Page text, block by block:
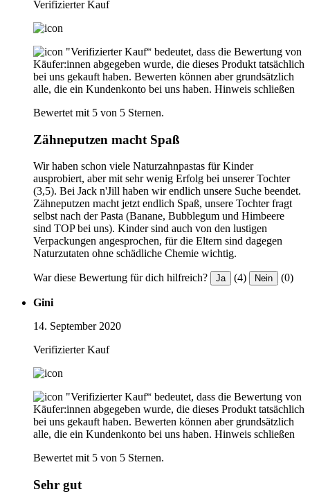
Verifizierter Kauf
"Verifizierter Kauf“ bedeutet, dass die Bewertung von
Käufer:innen abgegeben wurde, die dieses Produkt tatsächlich
bei uns gekauft haben. Bewerten können aber grundsätzlich
alle, die ein Kundenkonto bei uns haben. Hinweis schließen
Bewertet mit 5 von 5 Sternen.
Zähneputzen macht Spaß
Wir haben schon viele Naturzahnpastas für Kinder
ausprobiert, aber mit sehr wenig Erfolg bei unserer Tochter
(3,5). Bei Jack n'Jill haben wir endlich unsere Suche beendet.
Zähneputzen macht jetzt endlich Spaß, unsere Tochter fragt
selbst nach der Pasta (Banane, Bubblegum und Himbeere
sind TOP bei uns). Kinder sind auch von den lustigen
Verpackungen angesprochen, für die Eltern sind dagegen
Naturzutaten ohne schädliche Chemie wichtig.
War diese Bewertung für dich hilfreich? Ja (4) Nein (0)
Gini
14. September 2020
Verifizierter Kauf
"Verifizierter Kauf“ bedeutet, dass die Bewertung von
Käufer:innen abgegeben wurde, die dieses Produkt tatsächlich
bei uns gekauft haben. Bewerten können aber grundsätzlich
alle, die ein Kundenkonto bei uns haben. Hinweis schließen
Bewertet mit 5 von 5 Sternen.
Sehr gut